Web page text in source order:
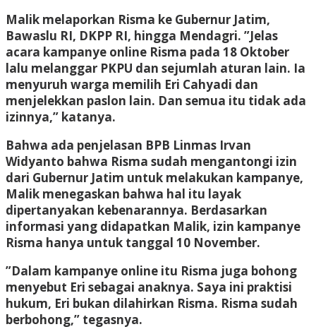
Malik melaporkan Risma ke Gubernur Jatim,
Bawaslu RI, DKPP RI, hingga Mendagri. ”Jelas
acara kampanye online Risma pada 18 Oktober
lalu melanggar PKPU dan sejumlah aturan lain. Ia
menyuruh warga memilih Eri Cahyadi dan
menjelekkan paslon lain. Dan semua itu tidak ada
izinnya,” katanya.
Bahwa ada penjelasan BPB Linmas Irvan
Widyanto bahwa Risma sudah mengantongi izin
dari Gubernur Jatim untuk melakukan kampanye,
Malik menegaskan bahwa hal itu layak
dipertanyakan kebenarannya. Berdasarkan
informasi yang didapatkan Malik, izin kampanye
Risma hanya untuk tanggal 10 November.
”Dalam kampanye online itu Risma juga bohong
menyebut Eri sebagai anaknya. Saya ini praktisi
hukum, Eri bukan dilahirkan Risma. Risma sudah
berbohong,” tegasnya.